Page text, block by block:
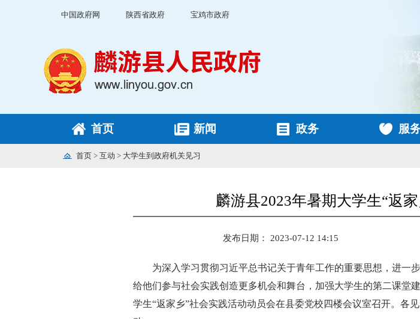
中国政府网 陕西省政府 宝鸡市政府
首页 新闻 政务 服
首页 > 互动 > 大学生到政府机关见习
麟游县2023年暑期大学生“返
发布日期： 2023-07-12 14:15
为深入学习贯彻习近平总书记关于青年工作的重要思想，进一
给他们参与社会实践创造更多机会和舞台，加强大学生的第二课堂
学生“返家乡”社会实践活动动员会在县委党校四楼会议室召开。各